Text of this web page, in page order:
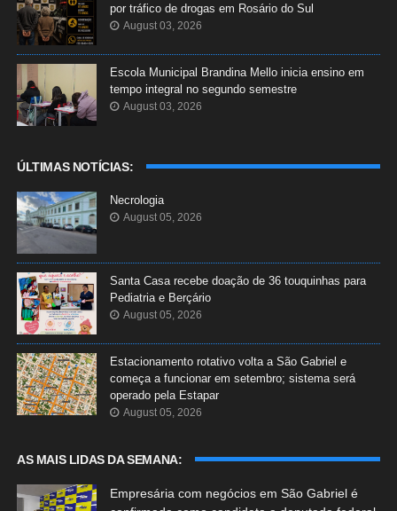
por tráfico de drogas em Rosário do Sul
August 03, 2026
Escola Municipal Brandina Mello inicia ensino em
tempo integral no segundo semestre
August 03, 2026
ÚLTIMAS NOTÍCIAS:
Necrologia
August 05, 2026
Santa Casa recebe doação de 36 touquinhas para
Pediatria e Berçário
August 05, 2026
Estacionamento rotativo volta a São Gabriel e
começa a funcionar em setembro; sistema será
operado pela Estapar
August 05, 2026
AS MAIS LIDAS DA SEMANA:
Empresária com negócios em São Gabriel é